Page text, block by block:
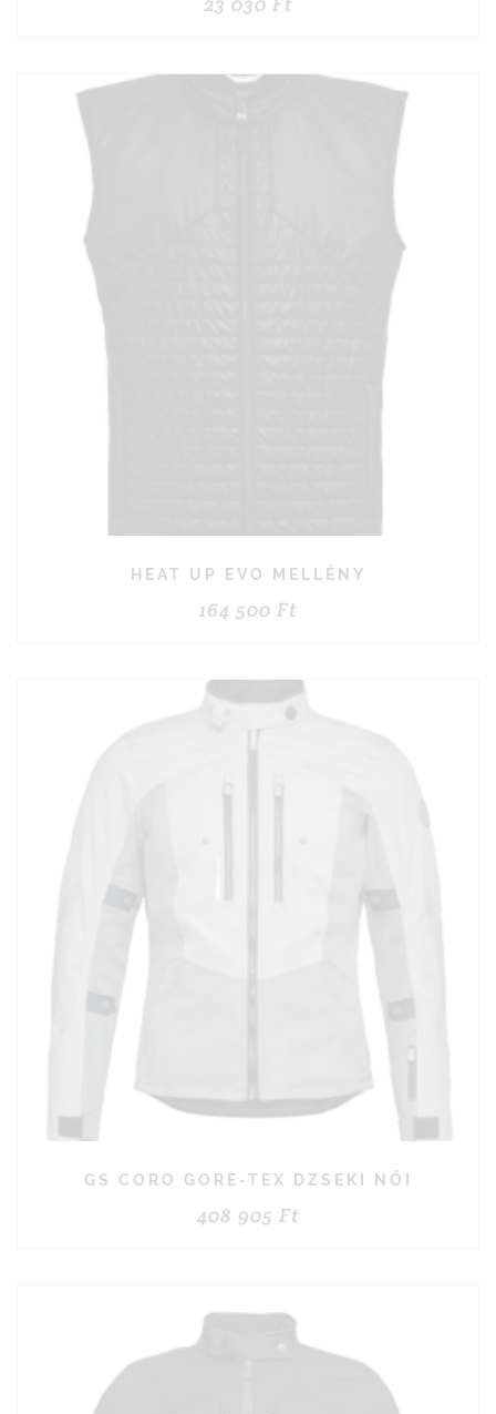
HEAT UP EVO MELLÉNY
164 500 Ft
GS CORO GORE-TEX DZSEKI NŐI
408 905 Ft